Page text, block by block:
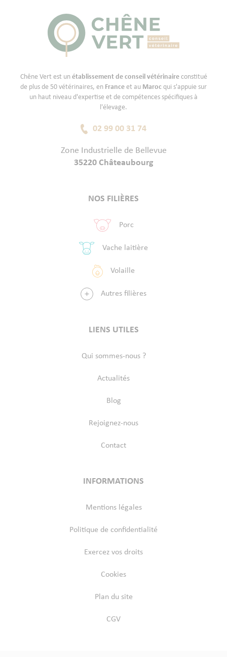
Chêne Vert est un établissement de conseil vétérinaireconstitué
de plus de 50 vétérinaires, en France et au Maroc qui s'appuie sur
un haut niveau d'expertise et de compétences spécifiques à
l'élevage.
02 99 00 31 74
Zone Industrielle de Bellevue
35220 Châteaubourg
NOS FILIÈRES
Porc
Vache laitière
Volaille
Autres filières
LIENS UTILES
Qui sommes-nous ?
Actualités
Blog
Rejoignez-nous
Contact
INFORMATIONS
Mentions légales
Politique de confidentialité
Exercez vos droits
Cookies
Plan du site
CGV